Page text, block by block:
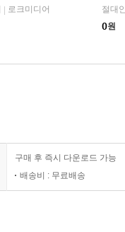
로크미디어
절대
0원
구매 후 즉시 다운로드 가능
배송비 : 무료배송